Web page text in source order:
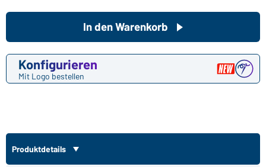
Konfigurieren
Mit Logo bestellen
In den Warenkorb
Produktdetails